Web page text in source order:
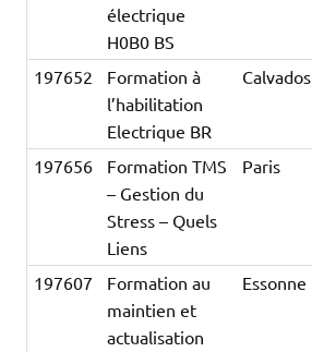
électrique
H0B0 BS
197652
Formation à
l’habilitation
Electrique BR
Calvados
197656
Formation TMS
– Gestion du
Stress – Quels
Liens
Paris
197607
Formation au
maintien et
actualisation
Essonne